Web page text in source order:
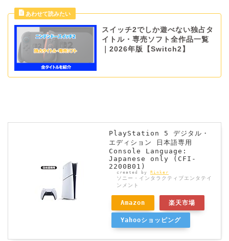
スイッチ2でしか遊べない独占タ
イトル・専売ソフト全作品一覧
｜2026年版【Switch2】
PlayStation 5 デジタル・
エディション 日本語専用
Console Language:
Japanese only (CFI-
2200B01)
created by Rinker
ソニー・インタラクティブエンタテイ
ンメント
Amazon 楽天市場
Yahooショッピング